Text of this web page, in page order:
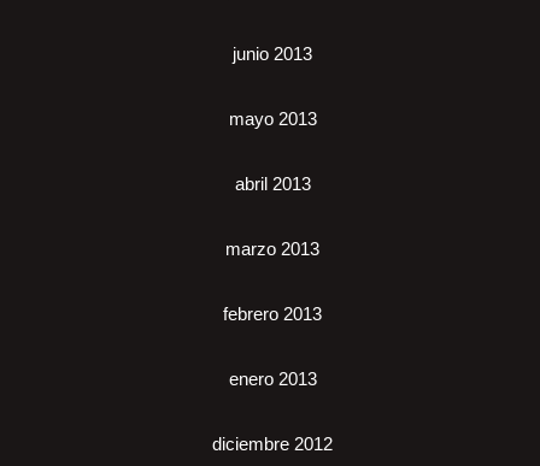
junio 2013
mayo 2013
abril 2013
marzo 2013
febrero 2013
enero 2013
diciembre 2012